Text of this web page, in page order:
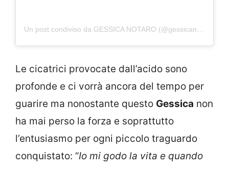
Un post condiviso da GESSICA NOTARO (@gessicanotaroreal)
Le cicatrici provocate dall’acido sono
profonde e ci vorrà ancora del tempo per
guarire ma nonostante questo Gessica non
ha mai perso la forza e soprattutto
l’entusiasmo per ogni piccolo traguardo
conquistato: “Io mi godo la vita e quando